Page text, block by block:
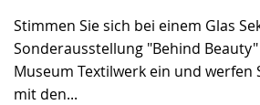
Stimmen Sie sich bei einem Glas
Sonderausstellung "Behind Beauty"
Museum Textilwerk ein und werfen
mit den...